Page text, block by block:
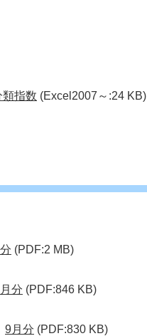
類指数 (Excel2007～:24 KB)
(PDF:2 MB)
分 (PDF:846 KB)
9月分 (PDF:830 KB)